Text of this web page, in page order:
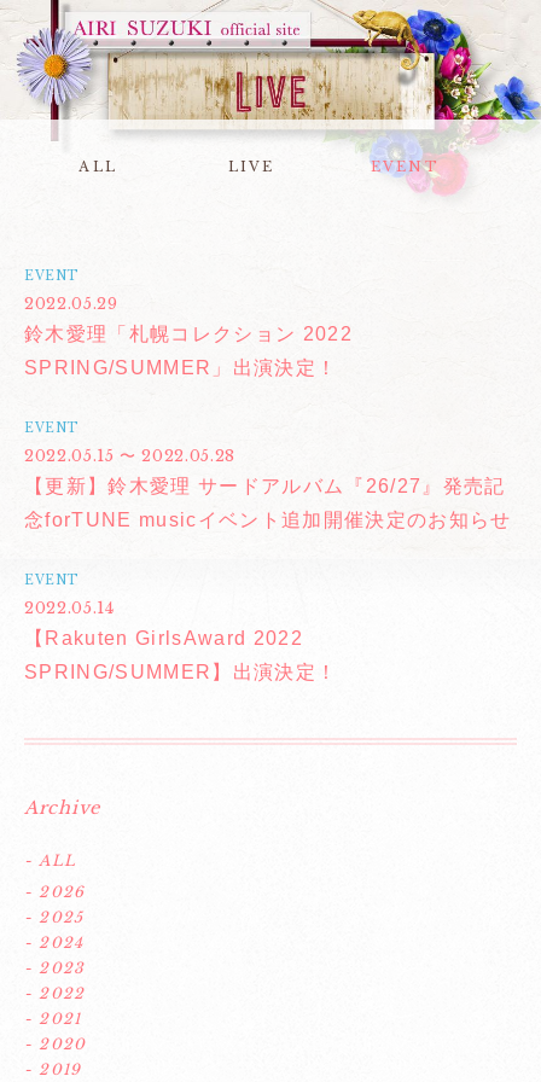
ALL LIVE EVENT
EVENT
2022.05.29
鈴木愛理「札幌コレクション 2022
SPRING/SUMMER」出演決定！
EVENT
2022.05.15 〜 2022.05.28
【更新】鈴木愛理 サードアルバム『26/27』発売記
念forTUNE musicイベント追加開催決定のお知らせ
EVENT
2022.05.14
【Rakuten GirlsAward 2022
SPRING/SUMMER】出演決定！
Archive
- ALL
- 2026
- 2025
- 2024
- 2023
- 2022
- 2021
- 2020
- 2019